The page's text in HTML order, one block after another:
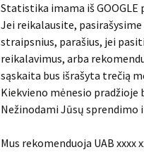
Statistika imama iš
Jei reikalausite,
straipsnius, parašius, jei
reikalavimus, arba
sąskaita bus išrašyta trečią
Kiekvieno mėnesio
Nežinodami Jūsų
Mus rekomenduoja UAB xxxx